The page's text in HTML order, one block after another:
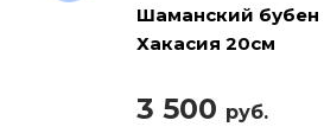
Шаманский бубен
Хакасия 20см
3 500 руб.